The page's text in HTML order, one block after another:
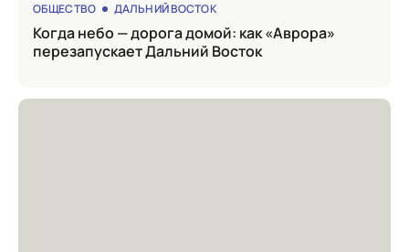
ОБЩЕСТВО ДАЛЬНИЙ ВОСТОК
Когда небо — дорога домой: как «Аврора»
перезапускает Дальний Восток